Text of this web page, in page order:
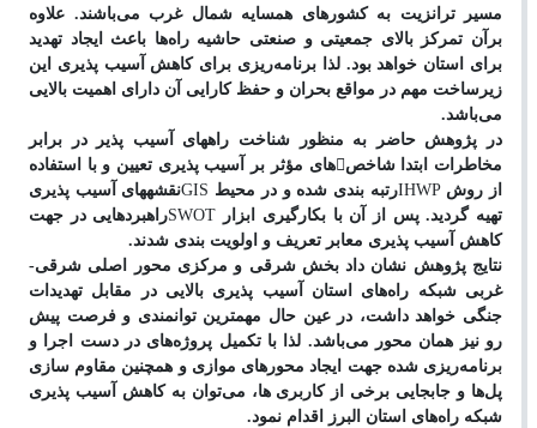
مسیر ترانزیت به کشورهای همسایه شمال غرب میباشند. علاوه
برآن تمرکز بالای جمعیتی و صنعتی حاشیه راهها باعث ایجاد تهدید
برای استان خواهد بود. لذا برنامهریزی برای کاهش آسیب پذیری این
زیرساخت مهم در مواقع بحران و حفظ کارایی آن دارای اهمیت بالایی
میباشد.
در پژوهش حاضر به منظور شناخت راههای آسیب پذیر در برابر
مخاطرات ابتدا شاخصهای مؤثر بر آسیب پذیری تعیین و با استفاده
از روشIHWPرتبه بندی شده و در محیط GISنقشههای آسیب پذیری
تهیه گردید. پس از آن با بکارگیری ابزار SWOTراهبردهایی در جهت
کاهش آسیب پذیری معابر تعریف و اولویت بندی شدند.
نتایج پژوهش نشان داد بخش شرقی و مرکزی محور اصلی شرقی-
غربی شبکه راههای استان آسیب پذیری بالایی در مقابل تهدیدات
جنگی خواهد داشت، در عین حال مهمترین توانمندی و فرصت پیش
رو نیز همان محور میباشد. لذا با تکمیل پروژههای در دست اجرا و
برنامهریزی شده جهت ایجاد محورهای موازی و همچنین مقاوم سازی
پلها و جابجایی برخی از کاربری ها، میتوان به کاهش آسیب پذیری
شبکه راههای استان البرز اقدام نمود.